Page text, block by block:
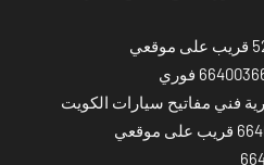
فني مفاتيح سيارات الكويت